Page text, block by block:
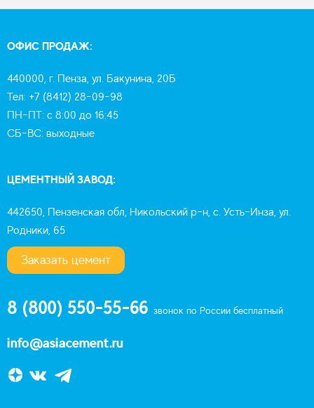
ОФИС ПРОДАЖ:
440000, г. Пенза, ул. Бакунина, 20Б
Тел: +7 (8412) 28-09-98
ПН-ПТ: с 8:00 до 16:45
СБ-ВС: выходные
ЦЕМЕНТНЫЙ ЗАВОД:
442650, Пензенская обл, Никольский р-н, с. Усть-Инза, ул.
Родники, 65
Заказать цемент
8 (800) 550-55-66 звонок по России бесплатный
info@asiacement.ru